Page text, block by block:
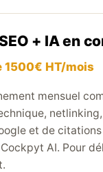
+ IA en
1500€ HT/mois
mensuel
et de
AI. Pour